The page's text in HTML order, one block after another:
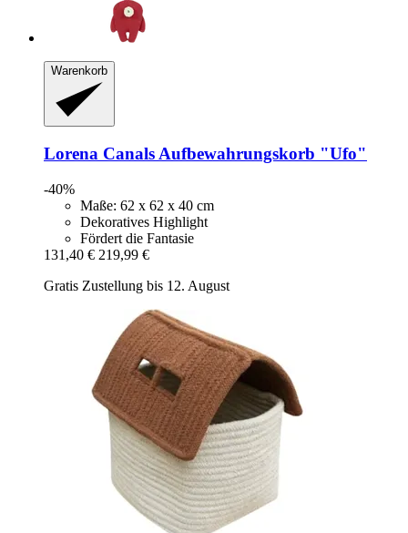
Warenkorb
Lorena Canals Aufbewahrungskorb "Ufo"
-40%
Maße: 62 x 62 x 40 cm
Dekoratives Highlight
Fördert die Fantasie
131,40 € 219,99 €
Gratis Zustellung bis 12. August